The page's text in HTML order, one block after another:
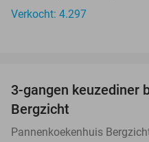
Verkocht: 4.297
3-gangen keuzediner
Bergzicht
Pannenkoekenhuis